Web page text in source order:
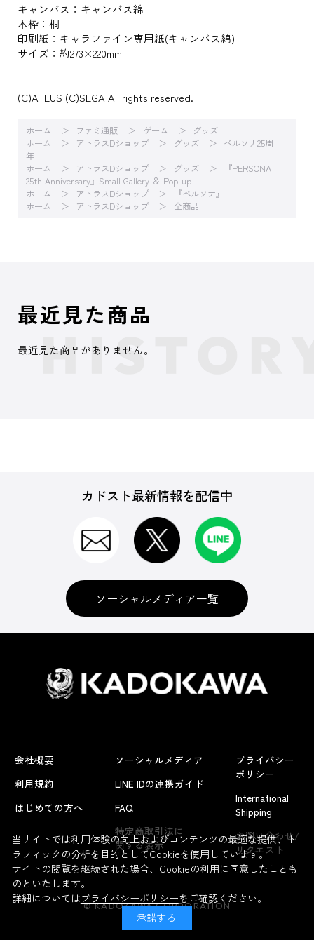
キャンバス：キャンバス綿
木枠：桐
印刷紙：キャラファイン専用紙(キャンバス綿)
サイズ：約273×220mm
(C)ATLUS (C)SEGA All rights reserved.
ホーム ファミ通販 ゲーム
グッズ
ホーム
アトラスDショップ グッズ
ペルソナ25周
年
ホーム
アトラスDショップ グッズ
『PERSONA
25th Anniversary』Small Gallery ＆ Pop-up
ホーム
アトラスDショップ
『ペルソナ』
ホーム
アトラスDショップ 全商品
よくあるお問い合わせ
最近見た商品
最近見た商品がありません。
カドスト最新情報を配信中
ソーシャルメディア一覧
会社概要
利用規約
はじめての方へ
ソーシャルメディア
LINE IDの連携ガイド
FAQ
特定商取引法に
関する表示
プライバシー
ポリシー
International
Shipping
お問い合わせ/
リクエスト
© KADOKAWA CORPORATION
当サイトでは利用体験の向上およびコンテンツの最適な提供、ト
ラフィックの分析を目的としてCookieを使用しています。
サイトの閲覧を継続された場合、Cookieの利用に同意したことも
のといたします。
詳細についてはプライバシーポリシーをご確認ください。
承諾する